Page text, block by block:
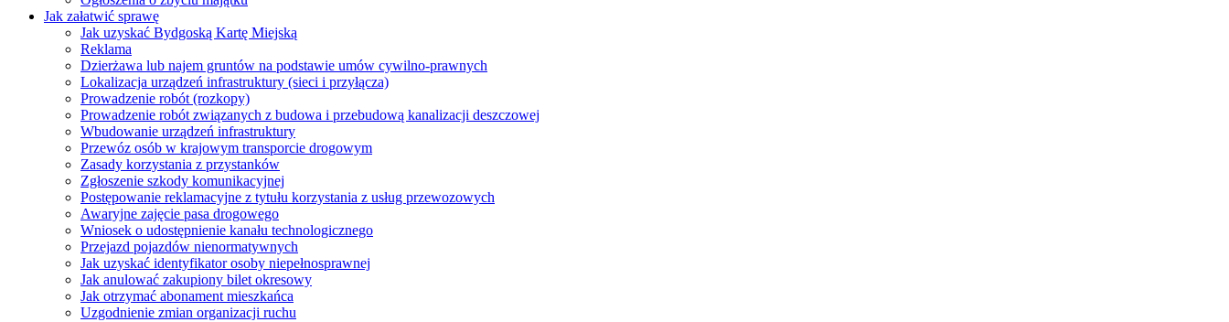
Jak załatwić sprawę
Jak uzyskać Bydgoską Kartę Miejską
Reklama
Dzierżawa lub najem gruntów na podstawie umów cywilno-prawnych
Lokalizacja urządzeń infrastruktury (sieci i przyłącza)
Prowadzenie robót (rozkopy)
Prowadzenie robót związanych z budowa i przebudową kanalizacji deszczowej
Wbudowanie urządzeń infrastruktury
Przewóz osób w krajowym transporcie drogowym
Zasady korzystania z przystanków
Zgłoszenie szkody komunikacyjnej
Postępowanie reklamacyjne z tytułu korzystania z usług przewozowych
Awaryjne zajęcie pasa drogowego
Wniosek o udostępnienie kanału technologicznego
Przejazd pojazdów nienormatywnych
Jak uzyskać identyfikator osoby niepełnosprawnej
Jak anulować zakupiony bilet okresowy
Jak otrzymać abonament mieszkańca
Uzgodnienie zmian organizacji ruchu